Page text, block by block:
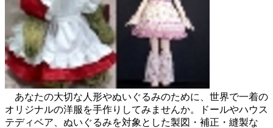
あなたの大切な人形やぬいぐるみのために、世界で一着の
オリジナルの洋服を手作りしてみませんか。ドールやハウス
テディベア、ぬいぐるみを対象とした製図・補正・縫製な